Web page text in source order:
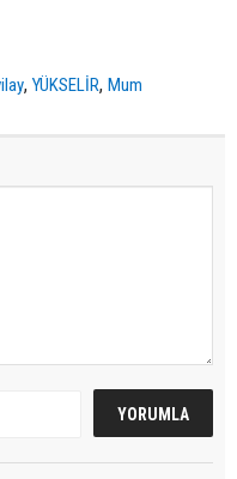
,YÜKSELİR,Mum